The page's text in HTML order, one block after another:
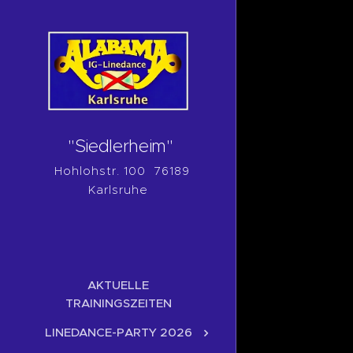
"Siedlerheim"
Hohlohstr. 100 76189
Karlsruhe
AKTUELLE
TRAININGSZEITEN
LINEDANCE-PARTY 2026